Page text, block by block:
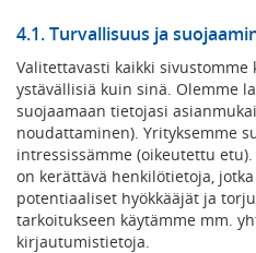
4.1. Turvallisuus ja
Valitettavasti kaikki sivustomme
ystävällisiä kuin sinä. Olemme
suojaamaan tietojasi
noudattaminen). Yrityksemme
intressissämme (oikeutettu
on kerättävä henkilötietoja,
potentiaaliset hyökkääjät ja
tarkoitukseen käytämme mm.
kirjautumistietoja.